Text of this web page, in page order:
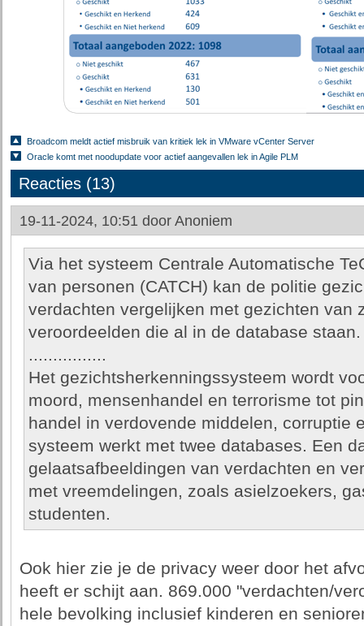
Broadcom meldt actief misbruik van kritiek lek in VMware vCenter Server
Oracle komt met noodupdate voor actief aangevallen lek in Agile PLM
Reacties (13)
19-11-2024, 10:51 door Anoniem
Via het systeem Centrale Automatische
van personen (CATCH) kan de politie
verdachten vergelijken met gezichten van
veroordeelden die al in de database staan.
................
Het gezichtsherkenningssysteem wordt
moord, mensenhandel en terrorisme tot
handel in verdovende middelen, corruptie
systeem werkt met twee databases. Een
gelaatsafbeeldingen van verdachten en
met vreemdelingen, zoals asielzoekers,
studenten.
Ook hier zie je de privacy weer door het
heeft er schijt aan. 869.000 "verdachten/
hele bevolking inclusief kinderen en